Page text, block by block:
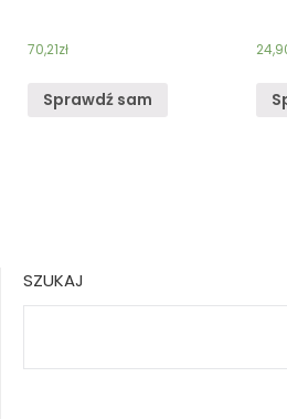
70,21zł
Sprawdź sam
SZUKAJ